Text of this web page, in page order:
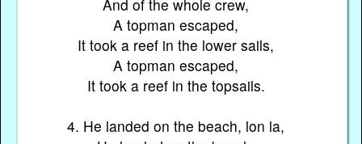
And of the whole crew,
A topman escaped,
It took a reef in the lower sails,
A topman escaped,
It took a reef in the topsails.
4. He landed on the beach, lon la,